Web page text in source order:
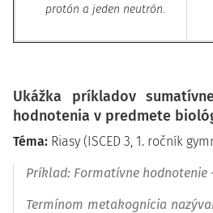
protón a jeden neutrón.
Ukážka príkladov
hodnotenia v predmete
Téma: Riasy (ISCED 3, 1. ročník
Príklad: Formatívne hodnotenie
Termínom metakognícia